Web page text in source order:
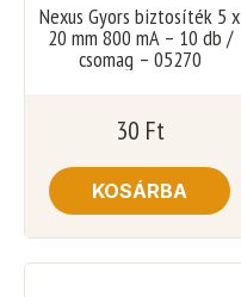
Nexus Gyors biztosíték 5 x
20 mm 800 mA – 10 db /
csomag – 05270
30 Ft
KOSÁRBA